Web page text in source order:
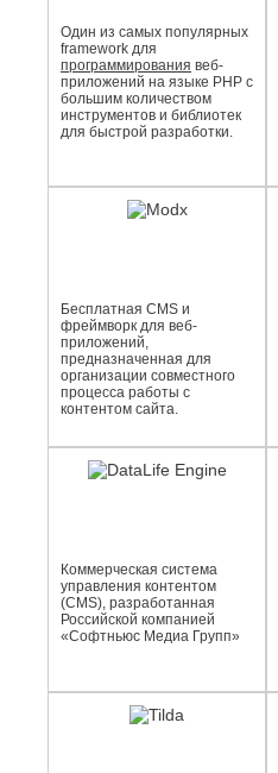
Один из самых популярных
framework для
программирования веб-
приложений на языке PHP с
большим количеством
инструментов и библиотек
для быстрой разработки.
Бесплатная CMS и
фреймворк для веб-
приложений,
предназначенная для
организации совместного
процесса работы с
контентом сайта.
Коммерческая система
управления контентом
(CMS), разработанная
Российской компанией
«Софтньюс Медиа Групп»